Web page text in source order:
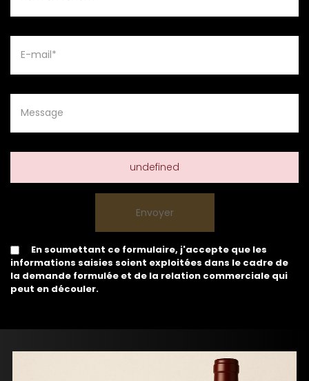
undefined
En soumettant ce formulaire, j'accepte que les
informations saisies soient exploitées dans le cadre de
la demande formulée et de la relation commerciale qui
peut en découler.